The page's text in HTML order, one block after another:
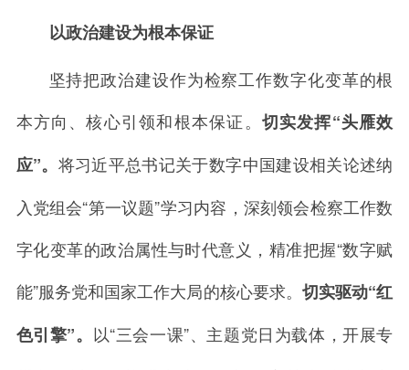
以政治建设为根本保证
坚持把政治建设作为检察工作数字化变革的根
本方向、核心引领和根本保证。 切实发挥“头雁效
应”。 将习近平总书记关于数字中国建设相关论述纳
入党组会“第一议题”学习内容，深刻领会检察工作数
字化变革的政治属性与时代意义，精准把握“数字赋
能”服务党和国家工作大局的核心要求。切实驱动“红
色引擎”。 以“三会一课”、主题党日为载体，开展专